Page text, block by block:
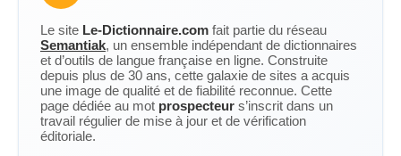
Le site Le-Dictionnaire.com fait partie du réseau
Semantiak, un ensemble indépendant de dictionnaires
et d’outils de langue française en ligne. Construite
depuis plus de 30 ans, cette galaxie de sites a acquis
une image de qualité et de fiabilité reconnue. Cette
page dédiée au mot prospecteur s’inscrit dans un
travail régulier de mise à jour et de vérification
éditoriale.